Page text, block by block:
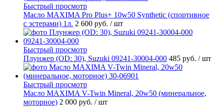
Быстрый просмотр
Масло MAXIMA Pro Plus+ 10w50 Synthetic (спортивное
с эстерами) 1л. 2 600 руб. / шт
Быстрый просмотр
Плунжер (OD: 30), Suzuki 09241-30004-000 485 руб. / шт
Быстрый просмотр
Масло MAXIMA V-Twin Mineral, 20w50 (минеральное,
моторное) 2 000 руб. / шт